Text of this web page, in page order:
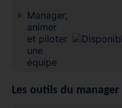
Manager,
animer
et piloter
une
équipe
Les outils du manager